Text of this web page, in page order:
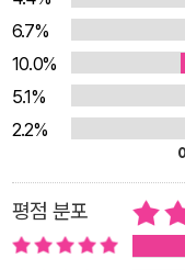
한 책은 아니다. 이것
는 초대장이다. 영화나
만 느껴지는 수용소의
것이 아니라 안에 들어
용소와 유형지에서 보
신문 과정에서 비교적
지식을 가지고 있었던
6.7%
10.0%
5.1%
2.2%
평점 분포